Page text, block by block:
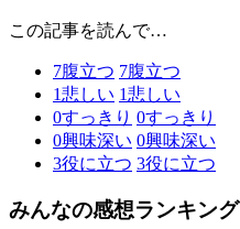
この記事を読んで…
7腹立つ 7腹立つ
1悲しい 1悲しい
0すっきり 0すっきり
0興味深い 0興味深い
3役に立つ 3役に立つ
みんなの感想ランキング